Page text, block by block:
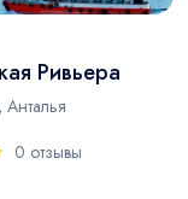
Ривьера
Анталья
0 отзывы